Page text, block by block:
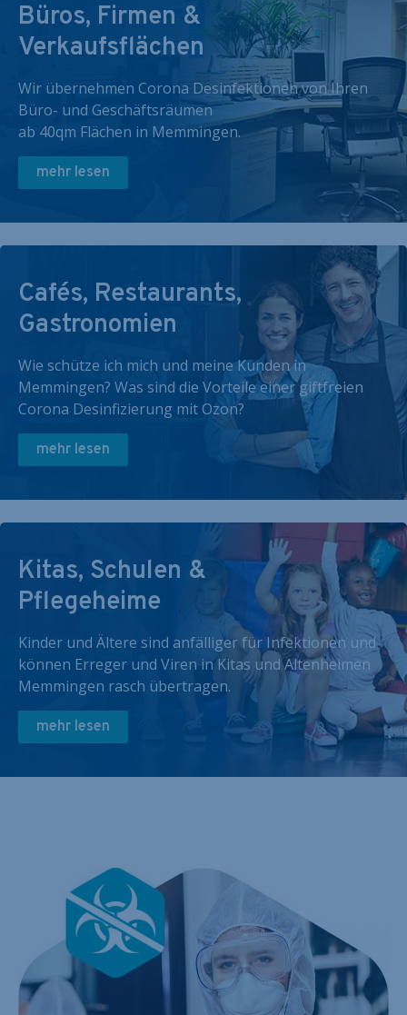
Büros, Firmen &
Verkaufsflächen
Wir übernehmen Corona Desinfektionen von Ihren
Büro- und Geschäftsräumen
ab 40qm Flächen in Memmingen.
mehr lesen
Cafés, Restaurants,
Gastronomien
Wie schütze ich mich und meine Kunden in
Memmingen? Was sind die Vorteile einer giftfreien
Corona Desinfizierung mit Ozon?
mehr lesen
Kitas, Schulen &
Pflegeheime
Kinder und Ältere sind anfälliger für Infektionen und
können Erreger und Viren in Kitas und Altenheimen
Memmingen rasch übertragen.
mehr lesen